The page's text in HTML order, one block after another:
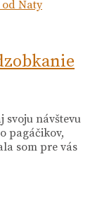
svoju návštevu
pagáčikov,
som pre vás